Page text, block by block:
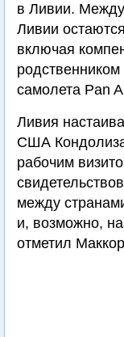
в Ливии.
Ливии
включая
самолета Pan
Ливия
США
рабочим
между
и, возможно,
отметил